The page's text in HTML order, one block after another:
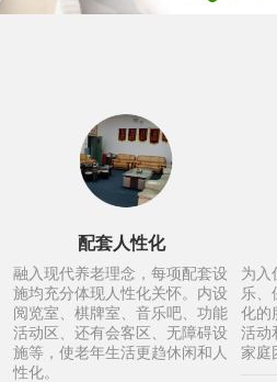
配套人性化
融入现代养老理念，每项配套设
施均充分体现人性化关怀。内设
阅览室、棋牌室、音乐吧、功能
活动区、还有会客区、无障碍设
施等，使老年生活更趋休闲和人
性化。
为入
乐、
化的
活动
家庭